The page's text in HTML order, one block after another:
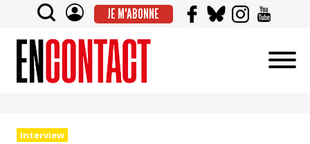
JE M'ABONNE
Interview